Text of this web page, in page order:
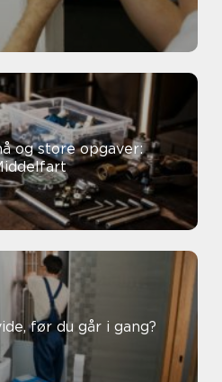
og store opgaver:
vide, før du går i gang?